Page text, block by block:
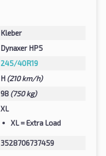
Kleber
Dynaxer HP5
245/40R19
H (210 km/h)
98 (750 kg)
XL
XL= Extra Load
3528706737459